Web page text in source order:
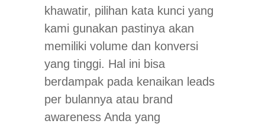
khawatir, pilihan kata kunci yang
kami gunakan pastinya akan
memiliki volume dan konversi
yang tinggi. Hal ini bisa
berdampak pada kenaikan leads
per bulannya atau brand
awareness Anda yang